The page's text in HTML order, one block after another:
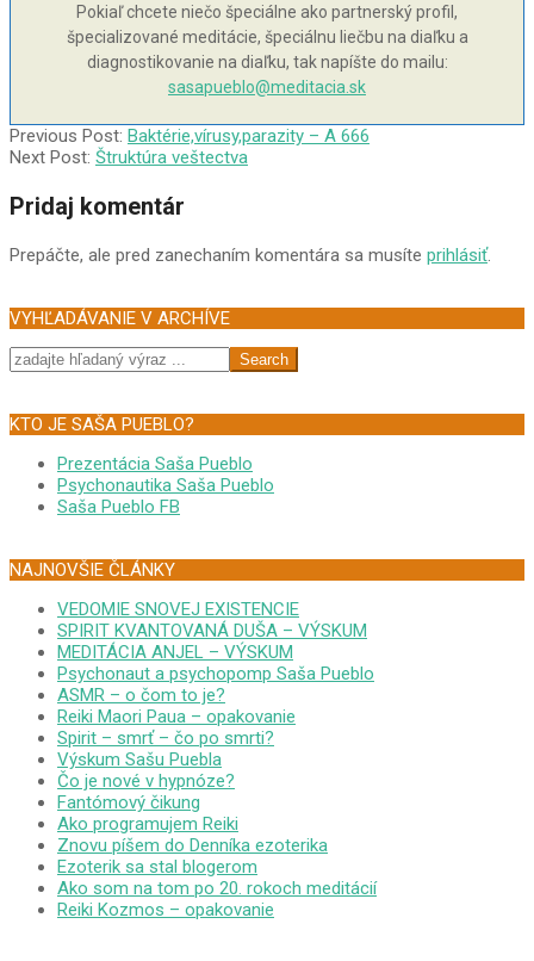
Pokiaľ chcete niečo špeciálne ako partnerský profil,
špecializované meditácie, špeciálnu liečbu na diaľku a
diagnostikovanie na diaľku, tak napíšte do mailu:
sasapueblo@meditacia.sk
2006-
03-
Previous Post: Baktérie,vírusy,parazity – A 666
Next Post: Štruktúra veštectva
Pridaj komentár
Prepáčte, ale pred zanechaním komentára sa musíte prihlásiť.
VYHĽADÁVANIE V ARCHÍVE
Search
KTO JE SAŠA PUEBLO?
Prezentácia Saša Pueblo
Psychonautika Saša Pueblo
Saša Pueblo FB
NAJNOVŠIE ČLÁNKY
VEDOMIE SNOVEJ EXISTENCIE
SPIRIT KVANTOVANÁ DUŠA – VÝSKUM
MEDITÁCIA ANJEL – VÝSKUM
Psychonaut a psychopomp Saša Pueblo
ASMR – o čom to je?
Reiki Maori Paua – opakovanie
Spirit – smrť – čo po smrti?
Výskum Sašu Puebla
Čo je nové v hypnóze?
Fantómový čikung
Ako programujem Reiki
Znovu píšem do Denníka ezoterika
Ezoterik sa stal blogerom
Ako som na tom po 20. rokoch meditácií
Reiki Kozmos – opakovanie